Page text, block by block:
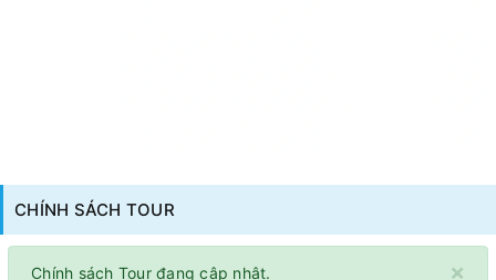
CHÍNH SÁCH TOUR
×
Chính sách Tour đang cập nhật.